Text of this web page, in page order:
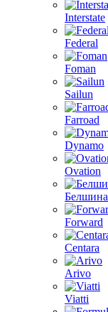
Interstate
Federal
Foman
Sailun
Farroad
Dynamo
Ovation
Белшина
Forward
Centara
Arivo
Viatti